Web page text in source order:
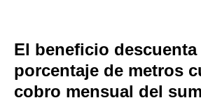
El beneficio descuenta
porcentaje de metros
cobro mensual del